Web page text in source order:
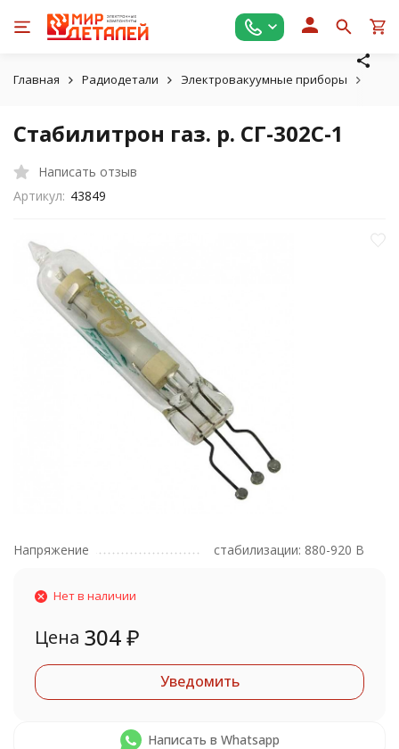
Главная Радиодетали Электровакуумные приборы
Стабилитрон газ. р. СГ-302С-1
Написать отзыв
Артикул: 43849
Напряжение стабилизации: 880-920 В
Нет в наличии
Цена 304₽
Уведомить
Написать в Whatsapp